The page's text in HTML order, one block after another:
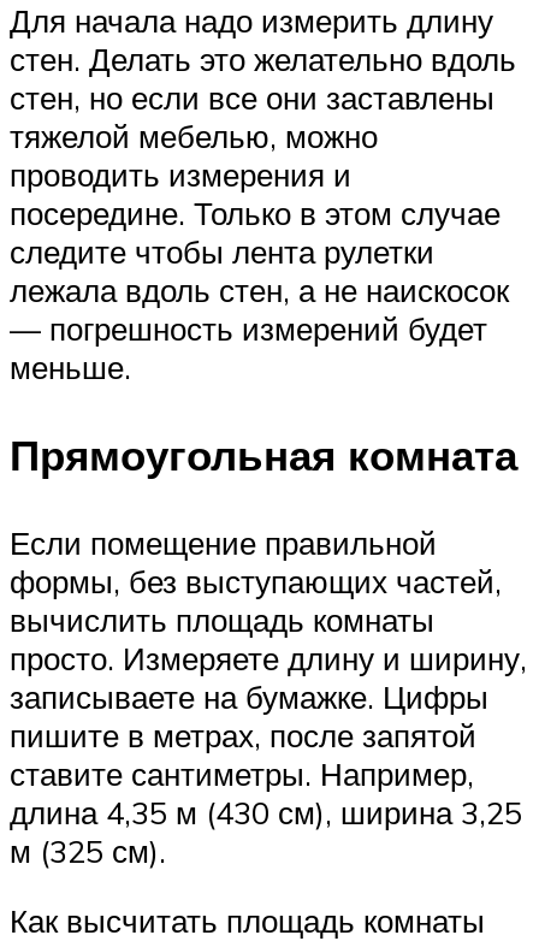
Для начала надо измерить длину
стен. Делать это желательно вдоль
стен, но если все они заставлены
тяжелой мебелью, можно
проводить измерения и
посередине. Только в этом случае
следите чтобы лента рулетки
лежала вдоль стен, а не наискосок
— погрешность измерений будет
меньше.
Прямоугольная комната
Если помещение правильной
формы, без выступающих частей,
вычислить площадь комнаты
просто. Измеряете длину и ширину,
записываете на бумажке. Цифры
пишите в метрах, после запятой
ставите сантиметры. Например,
длина 4,35 м (430 см), ширина 3,25
м (325 см).
Как высчитать площадь комнаты